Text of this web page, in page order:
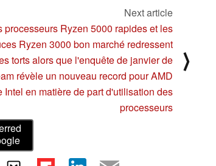
Next article
processeurs Ryzen 5000 rapides et les
Ryzen 3000 bon marché redressent
torts alors que l'enquête de janvier de
révèle un nouveau record pour AMD
Intel en matière de part d'utilisation des
processeurs
⟩